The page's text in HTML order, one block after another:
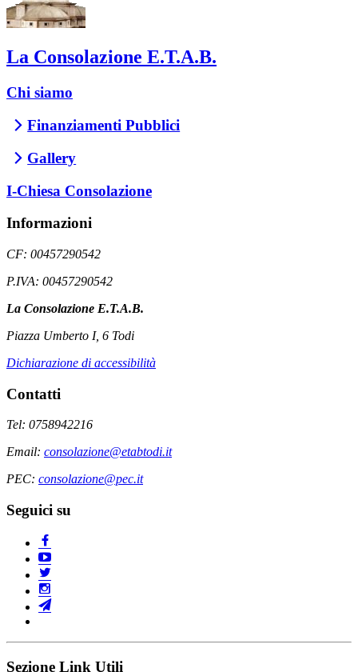
La Consolazione E.T.A.B.
Chi siamo
Finanziamenti Pubblici
Gallery
I-Chiesa Consolazione
Informazioni
CF: 00457290542
P.IVA: 00457290542
La Consolazione E.T.A.B.
Piazza Umberto I, 6 Todi
Dichiarazione di accessibilità
Contatti
Tel: 0758942216
Email: consolazione@etabtodi.it
PEC: consolazione@pec.it
Seguici su
Sezione Link Utili